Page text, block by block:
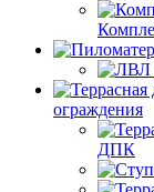
ограждения
ДПК